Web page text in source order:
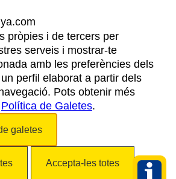
AVÍS LEGAL
POLÍTICA DE PRIVACITAT
COOKIES
ACCESSIBILITAT
pròpies i de tercers per
serveis i mostrar-te
amb les preferències dels
perfil elaborat a partir dels
Pots obtenir més
Política de Galetes.
galetes
Accepta-les totes